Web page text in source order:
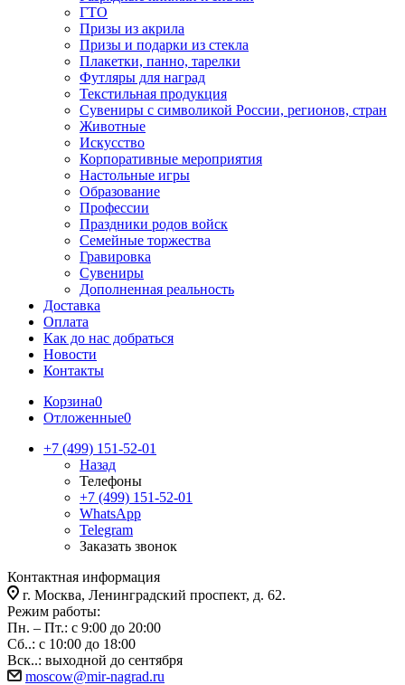
ГТО
Призы из акрила
Призы и подарки из стекла
Плакетки, панно, тарелки
Футляры для наград
Текстильная продукция
Сувениры с символикой России, регионов, стран
Животные
Искусство
Корпоративные мероприятия
Настольные игры
Образование
Профессии
Праздники родов войск
Семейные торжества
Гравировка
Сувениры
Дополненная реальность
Доставка
Оплата
Как до нас добраться
Новости
Контакты
Корзина0
Отложенные0
+7 (499) 151-52-01
Назад
Телефоны
+7 (499) 151-52-01
WhatsApp
Telegram
Заказать звонок
Контактная информация
г. Москва, Ленинградский проспект, д. 62.
Режим работы:
Пн. – Пт.: с 9:00 до 20:00
Сб..: с 10:00 до 18:00
Вск..: выходной до сентября
moscow@mir-nagrad.ru